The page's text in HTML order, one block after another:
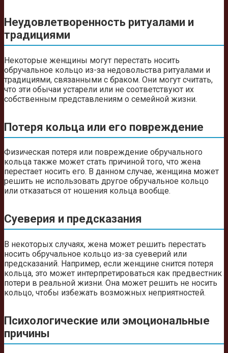
Неудовлетворенность ритуалами и
традициями
Некоторые женщины могут перестать носить
обручальное кольцо из-за недовольства ритуалами и
традициями, связанными с браком. Они могут считать,
что эти обычаи устарели или не соответствуют их
собственным представлениям о семейной жизни.
Потеря кольца или его повреждение
Физическая потеря или повреждение обручального
кольца также может стать причиной того, что жена
перестает носить его. В данном случае, женщина может
решить не использовать другое обручальное кольцо
или отказаться от ношения кольца вообще.
Суеверия и предсказания
В некоторых случаях, жена может решить перестать
носить обручальное кольцо из-за суеверий или
предсказаний. Например, если женщине снится потеря
кольца, это может интерпретироваться как предвестник
потери в реальной жизни. Она может решить не носить
кольцо, чтобы избежать возможных неприятностей.
Психологические или эмоциональные
причины